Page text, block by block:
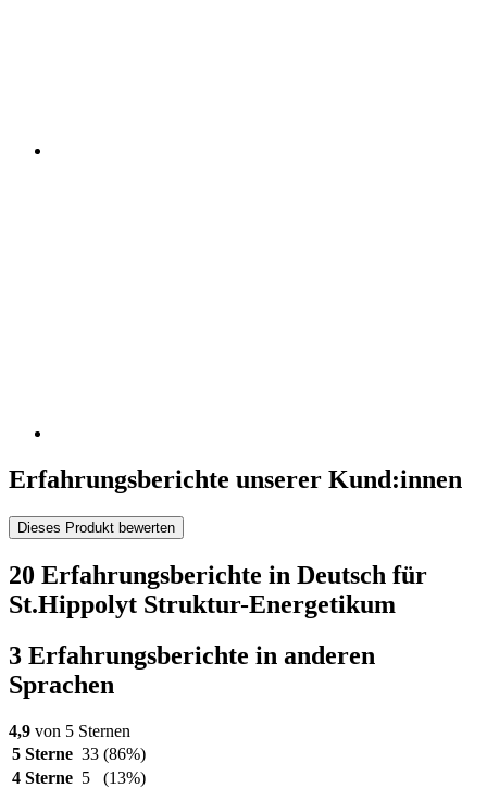
Erfahrungsberichte unserer Kund:innen
Dieses Produkt bewerten
20 Erfahrungsberichte in Deutsch für
St.Hippolyt Struktur-Energetikum
3 Erfahrungsberichte in anderen
Sprachen
4,9 von 5 Sternen
5 Sterne 33 (86%)
4 Sterne 5
(13%)